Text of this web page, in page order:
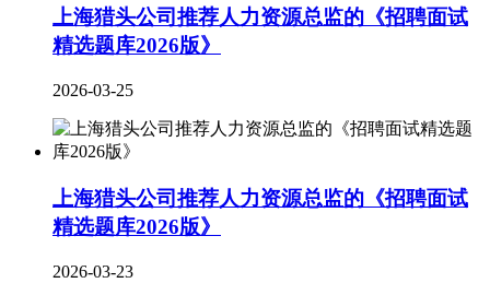
上海猎头公司推荐人力资源总监的《招聘面试
精选题库2026版》
2026-03-25
上海猎头公司推荐人力资源总监的《招聘面试
精选题库2026版》
2026-03-23